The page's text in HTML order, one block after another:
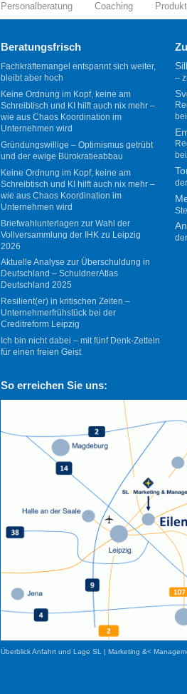
Personalberatung Coaching
Beratungsfrisch
Fachkräftemangel entspannt sich weiter,
bleibt aber hoch
Keine Ordnung im Kopf, keine am
Schreibtisch und KI hilft auch nix mehr –
wie aus Chaos Koordination im
Unternehmen wird
Gründungswillige – Optimismus getrübt
und der ewige Bürokratieabbau
Keine Ordnung im Kopf, keine am
Schreibtisch und KI hilft auch nix mehr –
wie aus Chaos Koordination im
Unternehmen wird
Briefwahlunterlagen zur Wahl der
Vollversammlung der IHK zu Leipzig
2026
Aktuelle Analyse zur Überschuldung in
Deutschland – SchuldnerAtlas
Deutschland 2025
Resilient(er) in kritischen Zeiten –
Unternehmerfrühstück bei der
Creditreform Leipzig
Ich bin nicht dabei – mit fünf Denk-Zetteln
für einen freien Geist
–
So erreichen Sie uns:
Überblick Anfahrt und Lage SL | Marketing &<